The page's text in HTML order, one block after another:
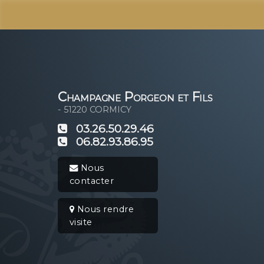
Champagne Porgeon et Fils
- 51220 CORMICY
03.26.50.29.46
06.82.93.86.95
Nous
contacter
Nous rendre
visite